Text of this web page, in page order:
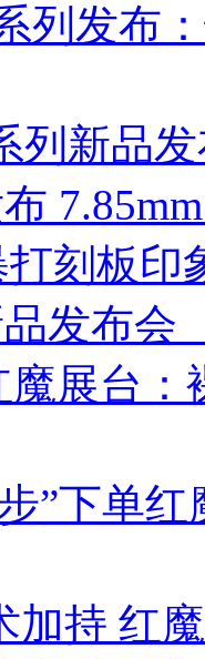
列发布
列新品
刻板印
发布会
魔展台
”下单
加持 红